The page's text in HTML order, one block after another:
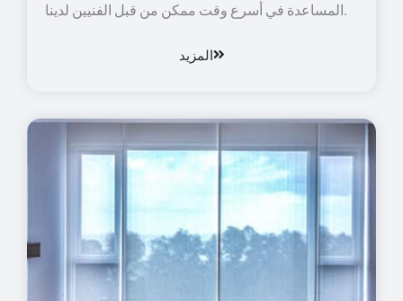
المساعدة في أسرع وقت ممكن من قبل الفنيين لدينا.
المزيد